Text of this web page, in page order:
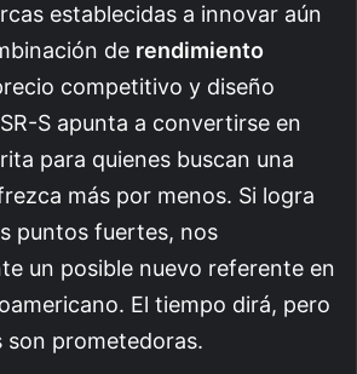
establecidas a innovar aún
de rendimiento
competitivo y diseño
S apunta a convertirse en
para quienes buscan una
más por menos. Si logra
puntos fuertes, nos
un posible nuevo referente en
El tiempo dirá, pero
son prometedoras.